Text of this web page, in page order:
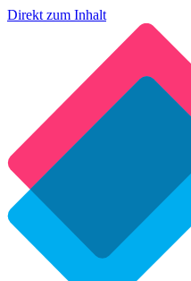
Direkt zum Inhalt